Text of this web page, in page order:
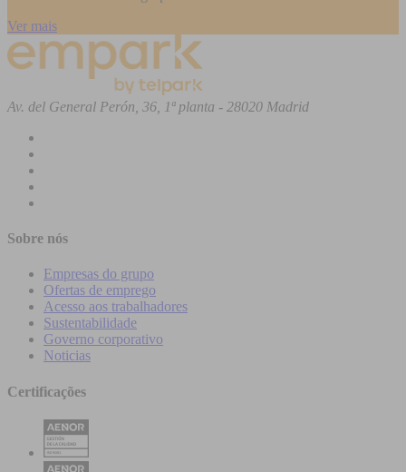
Ver mais
Av. del General Perón, 36, 1ª planta - 28020 Madrid
Sobre nós
Empresas do grupo
Ofertas de emprego
Acesso aos trabalhadores
Sustentabilidade
Governo corporativo
Noticias
Certificações